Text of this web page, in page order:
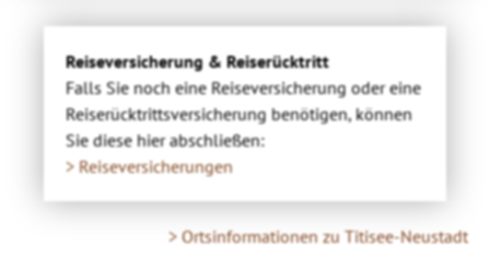
Reiseversicherung & Reiserücktritt
Falls Sie noch eine Reiseversicherung oder eine
Reiserücktrittsversicherung benötigen, können
Sie diese hier abschließen:
> Reiseversicherungen
> Ortsinformationen zu Titisee-Neustadt